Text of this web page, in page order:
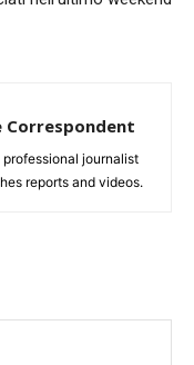
Correspondent
journalist
reports and videos.